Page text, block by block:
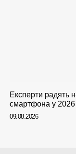
Експерти радять
смартфона у 2026
09.08.2026